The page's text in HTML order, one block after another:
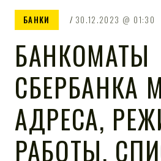
БАНКИ 30.12.2023 01:30
БАНКОМАТЫ
СБЕРБАНКА
АДРЕСА,
РАБОТЫ,